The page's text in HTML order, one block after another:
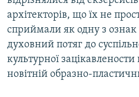
архітекторів, що їх не
сприймали як одну з
духовний потяг до
культурної
новітній образно-